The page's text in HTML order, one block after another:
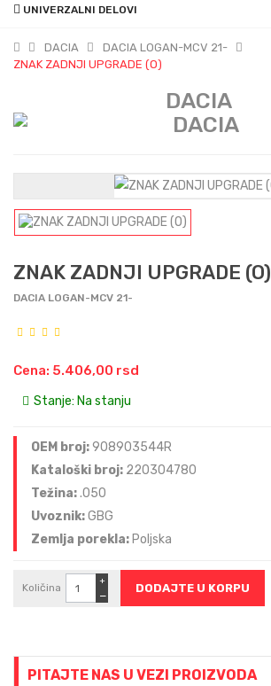
UNIVERZALNI DELOVI
DACIA
DACIA LOGAN-MCV 21-
ZNAK ZADNJI UPGRADE (O)
DACIA
ZNAK ZADNJI UPGRADE (O)
DACIA LOGAN-MCV 21-
Cena: 5.406,00 rsd
Stanje: Na stanju
OEM broj:908903544R
Kataloški broj: 220304780
Težina:.050
Uvoznik:GBG
Zemlja porekla: Poljska
Količina
−
+
PITAJTE NAS U VEZI PROIZVODA